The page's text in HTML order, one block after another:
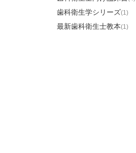
歯科衛生学シリーズ(1)
最新歯科衛生士教本(1)